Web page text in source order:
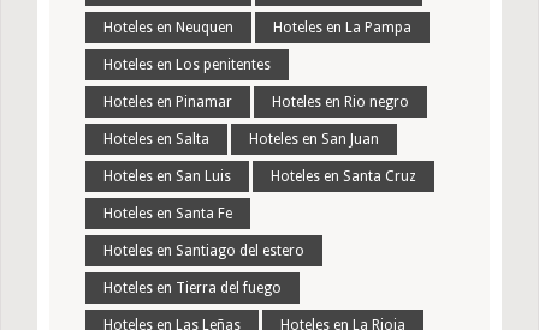
Hoteles en Neuquen Hoteles en La Pampa
Hoteles en Los penitentes
Hoteles en Pinamar Hoteles en Rio negro
Hoteles en Salta Hoteles en San Juan
Hoteles en San Luis Hoteles en Santa Cruz
Hoteles en Santa Fe
Hoteles en Santiago del estero
Hoteles en Tierra del fuego
Hoteles en Las Leñas Hoteles en La Rioja